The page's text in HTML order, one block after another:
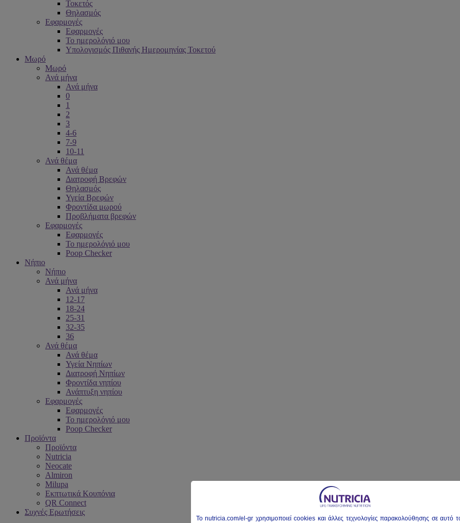
To nutricia.com/el-gr χρησιμοποιείcookies και άλλες τεχνολογίες παρακολούθησης σε αυτό
Τοκετός
Θηλασμός
Εφαρμογές
Εφαρμογές
Το ημερολόγιό μου
Υπολογισμός Πιθανής Ημερομηνίας Τοκετού
Μωρό
Μωρό
Ανά μήνα
Ανά μήνα
0
1
2
3
4-6
7-9
10-11
Ανά θέμα
Ανά θέμα
Διατροφή Βρεφών
Θηλασμός
Υγεία Βρεφών
Φροντίδα μωρού
Προβλήματα βρεφών
Εφαρμογές
Εφαρμογές
Το ημερολόγιό μου
Poop Checker
Νήπιο
Νήπιο
Ανά μήνα
Ανά μήνα
12-17
18-24
25-31
32-35
36
Ανά θέμα
Ανά θέμα
Υγεία Νηπίων
Διατροφή Νηπίων
Φροντίδα νηπίου
Ανάπτυξη νηπίου
Εφαρμογές
Εφαρμογές
Το ημερολόγιό μου
Poop Checker
Προϊόντα
Προϊόντα
Nutricia
Neocate
Almiron
Milupa
Εκπτωτικά Κουπόνια
QR Connect
Συχνές Ερωτήσεις